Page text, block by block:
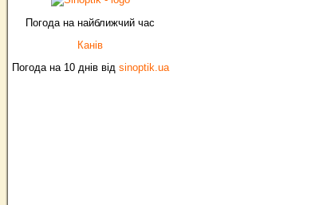
Погода на найближчий час
Канів
Погода на 10 днів від sinoptik.ua